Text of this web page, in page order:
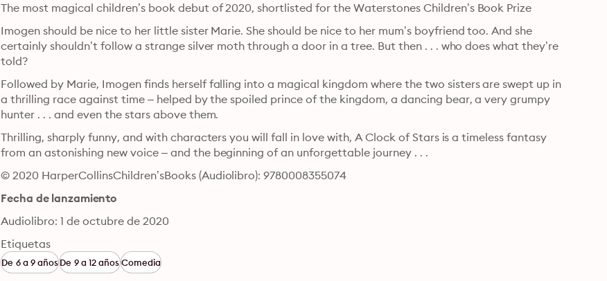
The most magical children’s book debut of 2020, shortlisted for the Waterstones Children’s Book Prize
Imogen should be nice to her little sister Marie. She should be nice to her mum’s boyfriend too. And she
certainly shouldn’t follow a strange silver moth through a door in a tree. But then . . . who does what they’re
told?
Followed by Marie, Imogen finds herself falling into a magical kingdom where the two sisters are swept up in
a thrilling race against time – helped by the spoiled prince of the kingdom, a dancing bear, a very grumpy
hunter . . . and even the stars above them.
Thrilling, sharply funny, and with characters you will fall in love with, A Clock of Stars is a timeless fantasy
from an astonishing new voice – and the beginning of an unforgettable journey . . .
© 2020 HarperCollinsChildren’sBooks (Audiolibro): 9780008355074
Fecha de lanzamiento
Audiolibro: 1 de octubre de 2020
Etiquetas
De 6 a 9 añosDe 9 a 12 añosComedia